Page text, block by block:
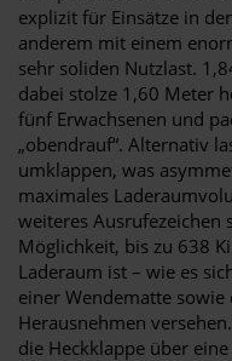
explizit für Einsätze in
anderem mit einem
sehr soliden Nutzlast.
dabei stolze 1,60 Meter
fünf Erwachsenen und
„obendrauf“. Alternativ
umklappen, was
maximales
weiteres Ausrufezeichen
Möglichkeit, bis zu 638
Laderaum ist – wie es
einer Wendematte sowie
Herausnehmen
die Heckklappe über